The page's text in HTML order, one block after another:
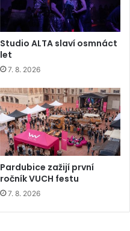
Studio ALTA slaví osmnáct
let
7. 8. 2026
Pardubice zažijí první
ročník VUCH festu
7. 8. 2026